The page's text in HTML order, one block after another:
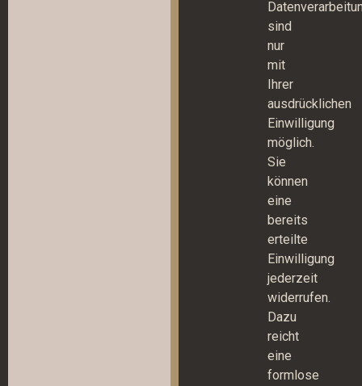
sind
nur
mit
Ihrer
ausdrücklichen
Einwilligung
möglich.
Sie
können
eine
bereits
erteilte
Einwilligung
jederzeit
widerrufen.
Dazu
reicht
eine
formlose